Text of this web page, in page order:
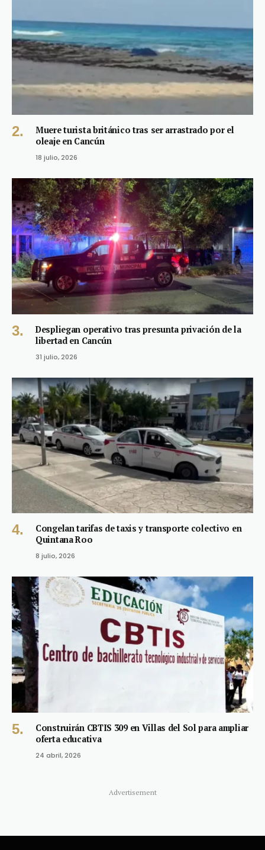
Muere turista británico tras ser arrastrado por el
oleaje en Cancún
18 julio, 2026
Despliegan operativo tras presunta privación de la
libertad en Cancún
31 julio, 2026
Congelan tarifas de taxis y transporte colectivo en
Quintana Roo
8 julio, 2026
Construirán CBTIS 309 en Villas del Sol para ampliar
oferta educativa
24 abril, 2026
Advertisement